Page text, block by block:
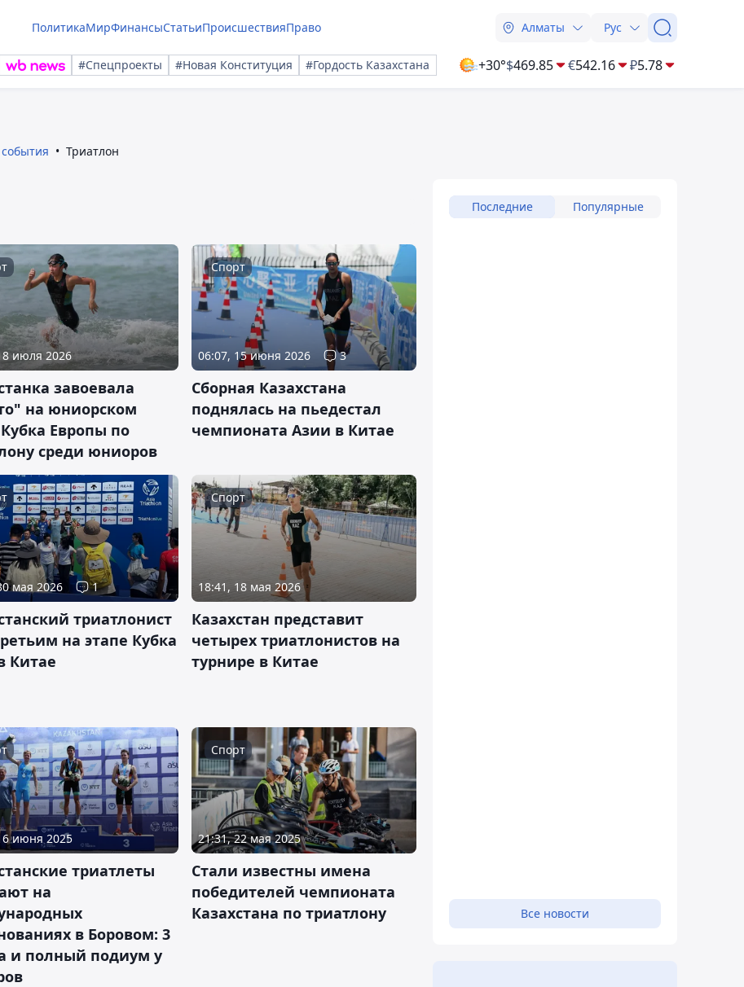
ПолитикаМирФинансыСтатьиПроисшествияПраво Алматы Рус
#Спецпроекты #Новая Конституция #Гордость Казахстана +30°$469.85 €542.16 ₽5.78
Триатлон
июля 2026
завоевала
на юниорском
Европы по
среди юниоров
Спорт
06:07, 15 июня 2026 3
Сборная Казахстана
поднялась на пьедестал
чемпионата Азии в Китае
мая 2026 1
триатлонист
на этапе Кубка
Китае
Спорт
18:41, 18 мая 2026
Казахстан представит
четырех триатлонистов на
турнире в Китае
июня 2025
триатлеты
на
в Боровом: 3
и полный подиум у
Спорт
21:31, 22 мая 2025
Стали известны имена
победителей чемпионата
Казахстана по триатлону
Последние Популярные
Все новости